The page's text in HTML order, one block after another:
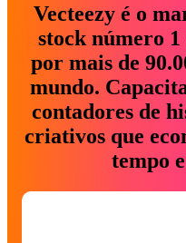
Vecteezy é o
stock número
por mais de
mundo.
contadores de
criativos que
tempo